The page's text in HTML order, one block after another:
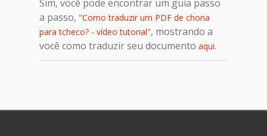
Sim, você pode encontrar um guia passo
a passo, "Como traduzir um PDF de chona
para tcheco? - vídeo tutorial", mostrando a
você como traduzir seu documento aqui.